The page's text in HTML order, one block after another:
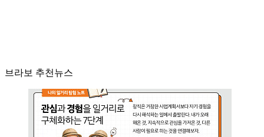
브라보 추천뉴스